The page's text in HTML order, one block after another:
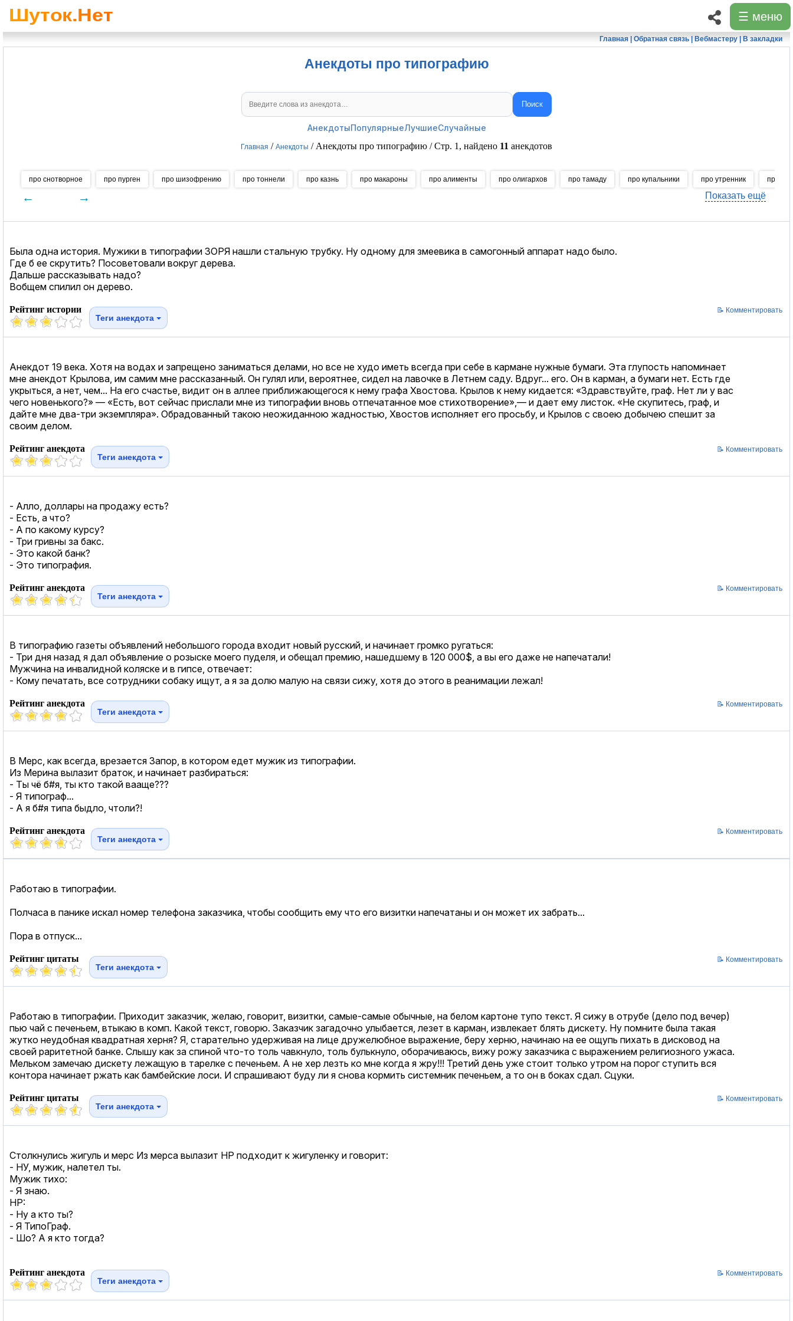
☰ меню
Главная| Обратная связь| Вебмастеру| В закладки
Анекдоты про типографию
Поиск
АнекдотыПопулярныеЛучшиеСлучайные
Главная / Анекдоты / Анекдоты про типографию / Стр. 1, найдено 11 анекдотов
про снотворное про пурген про шизофрению про тоннели про казнь про макароны про алименты про олигархов про тамаду про купальники про утренник про
← → Показать ещё
Была одна история. Мужики в типографии ЗОРЯ нашли стальную трубку. Ну одному для змеевика в самогонный аппарат надо было.
Где б ее скрутить? Посоветовали вокруг дерева.
Дальше рассказывать надо?
Вобщем спилил он дерево.
Рейтинг истории
Теги анекдота
📝 Комментировать
Анекдот 19 века. Хотя на водах и запрещено заниматься делами, но все не худо иметь всегда при себе в кармане нужные бумаги. Эта глупость напоминает
мне анекдот Крылова, им самим мне рассказанный. Он гулял или, вероятнее, сидел на лавочке в Летнем саду. Вдруг... его. Он в карман, а бумаги нет. Есть где
укрыться, а нет, чем... На его счастье, видит он в аллее приближающегося к нему графа Хвостова. Крылов к нему кидается: «Здравствуйте, граф. Нет ли у вас
чего новенького?» — «Есть, вот сейчас прислали мне из типографии вновь отпечатанное мое стихотворение»,— и дает ему листок. «Не скупитесь, граф, и
дайте мне два-три экземпляра». Обрадованный такою неожиданною жадностью, Хвостов исполняет его просьбу, и Крылов с своею добычею спешит за
своим делом.
Рейтинг анекдота
Теги анекдота
📝 Комментировать
- Алло, доллары на продажу есть?
- Есть, а что?
- А по какому курсу?
- Три гривны за бакс.
- Это какой банк?
- Это типография.
Рейтинг анекдота
Теги анекдота
📝 Комментировать
В типографию газеты объявлений небольшого города входит новый русский, и начинает громко ругаться:
- Три дня назад я дал объявление о розыске моего пуделя, и обещал премию, нашедшему в 120 000$, а вы его даже не напечатали!
Мужчина на инвалидной коляске и в гипсе, отвечает:
- Кому печатать, все сотрудники собаку ищут, а я за долю малую на связи сижу, хотя до этого в реанимации лежал!
Рейтинг анекдота
Теги анекдота
📝 Комментировать
В Мерс, как всегда, врезается Запор, в котором едет мужик из типографии.
Из Мерина вылазит браток, и начинает разбираться:
- Ты чё б#я, ты кто такой вааще???
- Я типограф...
- А я б#я типа быдло, чтоли?!
Рейтинг анекдота
Теги анекдота
📝 Комментировать
Работаю в типографии.
Полчаса в панике искал номер телефона заказчика, чтобы сообщить ему что его визитки напечатаны и он может их забрать...
Пора в отпуск...
Рейтинг цитаты
Теги анекдота
📝 Комментировать
Работаю в типографии. Приходит заказчик, желаю, говорит, визитки, самые-самые обычные, на белом картоне тупо текст. Я сижу в отрубе (дело под вечер)
пью чай с печеньем, втыкаю в комп. Какой текст, говорю. Заказчик загадочно улыбается, лезет в карман, извлекает блять дискету. Ну помните была такая
жутко неудобная квадратная херня? Я, старательно удерживая на лице дружелюбное выражение, беру херню, начинаю на ее ощупь пихать в дисковод на
своей раритетной банке. Слышу как за спиной что-то толь чавкнуло, толь булькнуло, оборачиваюсь, вижу рожу заказчика с выражением религиозного ужаса.
Мельком замечаю дискету лежащую в тарелке с печеньем. А не хер лезть ко мне когда я жру!!! Третий день уже стоит только утром на порог ступить вся
контора начинает ржать как бамбейские лоси. И спрашивают буду ли я снова кормить системник печеньем, а то он в боках сдал. Сцуки.
Рейтинг цитаты
Теги анекдота
📝 Комментировать
Столкнулись жигуль и мерс Из мерса вылазит НР подходит к жигуленку и говорит:
- НУ, мужик, налетел ты.
Мужик тихо:
- Я знаю.
НР:
- Ну а кто ты?
- Я ТипоГраф.
- Шо? А я кто тогда?
Рейтинг анекдота
Теги анекдота
📝 Комментировать